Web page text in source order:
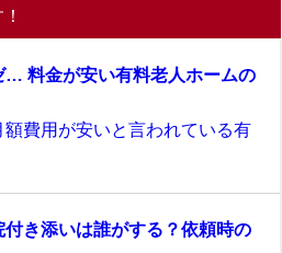
… 料金が安い有料老人ホームの
額費用が安いと言われている有
き添いは誰がする？依頼時の